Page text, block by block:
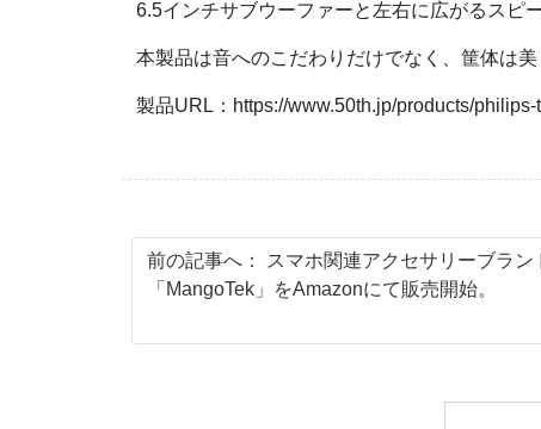
6.5インチサブウーファーと左右に広がるスピ
本製品は音へのこだわりだけでなく、筐体は
製品URL：https://www.50th.jp/products/
前の記事へ：
スマホ関連アクセサリーブラン
「MangoTek」をAmazonにて販売開始。